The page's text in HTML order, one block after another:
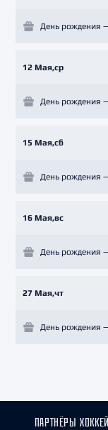
День рождения
12 Мая,ср
День рождения
15 Мая,сб
День рождения
16 Мая,вс
День рождения
27 Мая,чт
День рождения
ПАРТНЁРЫ